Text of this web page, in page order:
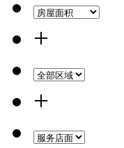
+
+